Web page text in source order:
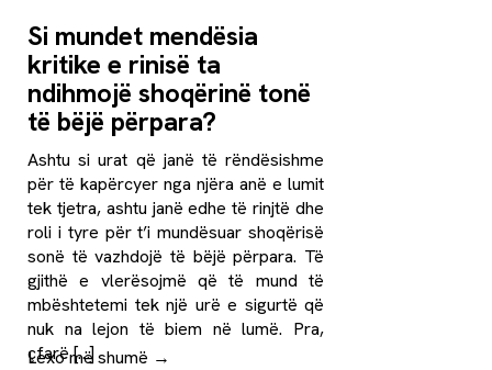
Si mundet mendësia
kritike e rinisë ta
ndihmojë shoqërinë tonë
të bëjë përpara?
Ashtu si urat që janë të rëndësishme
për të kapërcyer nga njëra anë e lumit
tek tjetra, ashtu janë edhe të rinjtë dhe
roli i tyre për t’i mundësuar shoqërisë
sonë të vazhdojë të bëjë përpara. Të
gjithë e vlerësojmë që të mund të
mbështetemi tek një urë e sigurtë që
nuk na lejon të biem në lumë. Pra,
çfarë […]
Lexo më shumë →